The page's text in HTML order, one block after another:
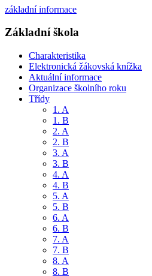
základní informace
Základní škola
Charakteristika
Elektronická žákovská knížka
Aktuální informace
Organizace školního roku
Třídy
1. A
1. B
2. A
2. B
3. A
3. B
4. A
4. B
5. A
5. B
6. A
6. B
7. A
7. B
8. A
8. B